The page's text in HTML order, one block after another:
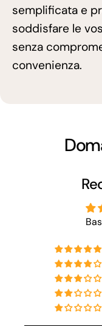
semplificata e
soddisfare le
senza
convenienza.